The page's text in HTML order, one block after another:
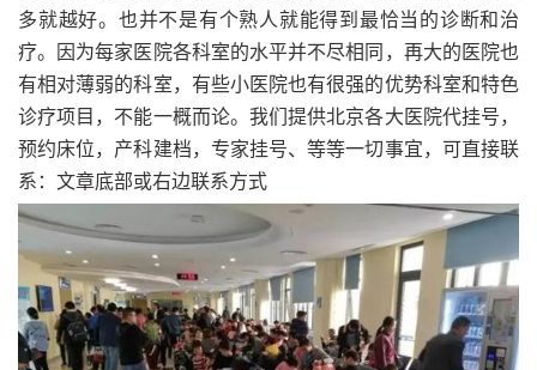
多就越好。也并不是有个熟人就能得到最恰当的诊断和治
疗。因为每家医院各科室的水平并不尽相同，再大的医院也
有相对薄弱的科室，有些小医院也有很强的优势科室和特色
诊疗项目，不能一概而论。我们提供北京各大医院代挂号，
预约床位，产科建档，专家挂号、等等一切事宜，可直接联
系：文章底部或右边联系方式